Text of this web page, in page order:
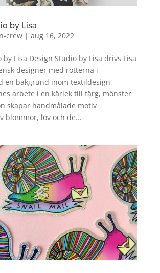
by Lisa
crew| aug 16, 2022
by Lisa Design Studio by Lisa drivs Lisa
designer med rötterna i
en bakgrund inom textildesign,
arbete i en kärlek till färg, mönster
skapar handmålade motiv
blommor, löv och de...